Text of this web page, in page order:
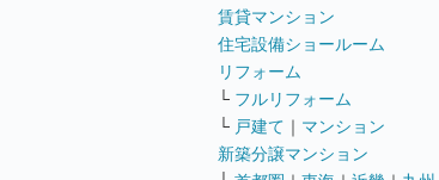
賃貸マンション
住宅設備ショールーム
リフォーム
└ フルリフォーム
└ 戸建て ｜ マンション
新築分譲マンション